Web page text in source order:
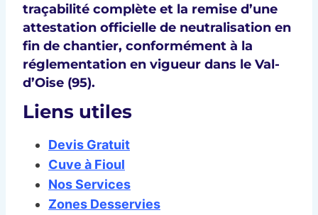
traçabilité complète et la remise d’une
attestation officielle de neutralisation en
fin de chantier, conformément à la
réglementation en vigueur dans le Val-
d’Oise (95).
Liens utiles
Devis Gratuit
Cuve à Fioul
Nos Services
Zones Desservies